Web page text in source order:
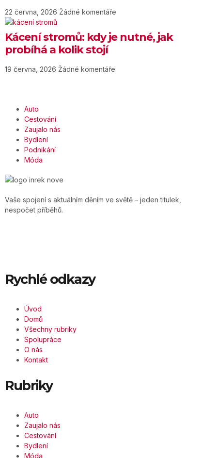
22 června, 2026 Žádné komentáře
Kácení stromů: kdy je nutné, jak
probíhá a kolik stojí
19 června, 2026 Žádné komentáře
Auto
Cestování
Zaujalo nás
Bydlení
Podnikání
Móda
Vaše spojení s aktuálním děním ve světě – jeden titulek,
nespočet příběhů.
Rychlé odkazy
Úvod
Domů
Všechny rubriky
Spolupráce
O nás
Kontakt
Rubriky
Auto
Zaujalo nás
Cestování
Bydlení
Móda